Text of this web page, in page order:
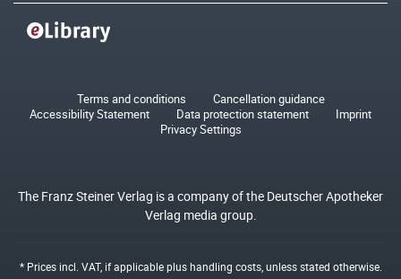
Terms and conditions
Cancellation guidance
Accessibility Statement
Data protection statement
Imprint
Privacy Settings
The Franz Steiner Verlag is a company of the Deutscher Apotheker
Verlag media group.
* Prices incl. VAT, if applicable plushandling costs, unless stated otherwise.